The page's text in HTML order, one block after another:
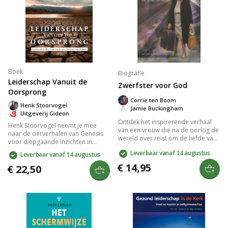
Boek
Leiderschap Vanuit de
Oorsprong
Uitgeverij Gideon
Henk Stoorvogel
Henk Stoorvogel neemt je mee
naar de oerverhalen van Genesis
voor diepgaande inzichten in
leiderschap en persoonlijke groei.
Leer van Adam, Eva, Noach en de
aartsvaders hoe je als leider meer
op God kunt lijken en dichter bij de
Bron kunt blijven om als mens en
boek voor elke geboren leider.
Leverbaar vanaf 14 augustus
€ 22,50
Biografie
Zwerfster voor God
Jamie Buckingham
Corrie ten Boom
Ontdek het inspirerende verhaal
van een vrouw die na de oorlog de
wereld over reist om de liefde van
Jezus Christus te delen. Na de
Holocaust biedt ze troost en hoop
aan duizenden, zelfs aan haar
voormalige kampbewaker. Een
vergeving en geloof.
Leverbaar vanaf 14 augustus
€ 14,95